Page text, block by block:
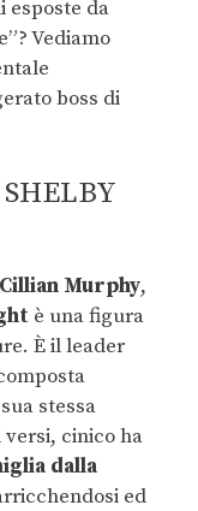
esposte da
Vediamo
boss di
Cillian Murphy,
è una figura
È il leader
stessa
cinico ha
dalla
ed